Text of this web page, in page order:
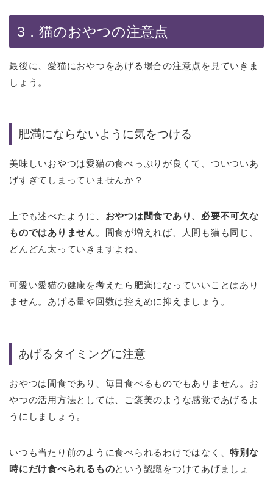
3．猫のおやつの注意点
最後に、愛猫におやつをあげる場合の注意点を見ていきま
しょう。
肥満にならないように気をつける
美味しいおやつは愛猫の食べっぷりが良くて、ついついあ
げすぎてしまっていませんか？
上でも述べたように、 おやつは間食であり、必要不可欠な
ものではありません。間食が増えれば、人間も猫も同じ、
どんどん太っていきますよね。
可愛い愛猫の健康を考えたら肥満になっていいことはあり
ません。あげる量や回数は控えめに抑えましょう。
あげるタイミングに注意
おやつは間食であり、毎日食べるものでもありません。お
やつの活用方法としては、ご褒美のような感覚であげるよ
うにしましょう。
いつも当たり前のように食べられるわけではなく、特別な
時にだけ食べられるものという認識をつけてあげましょ